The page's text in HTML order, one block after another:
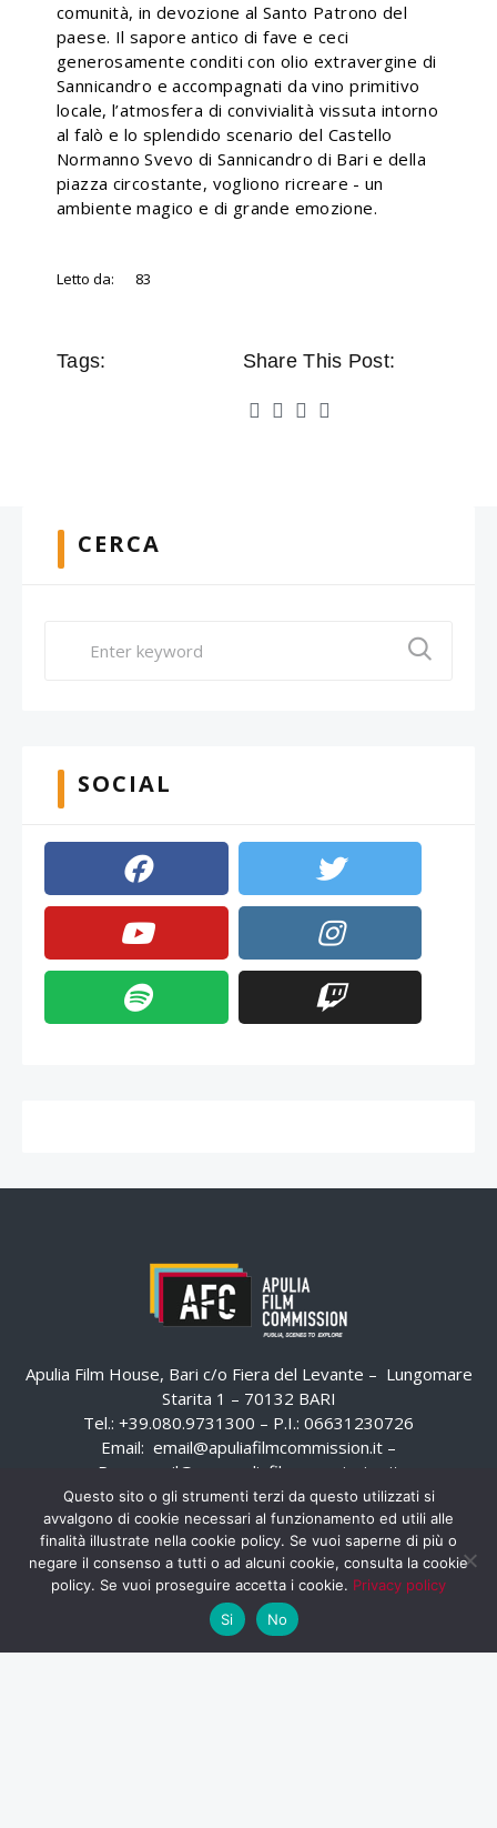
comunità, in devozione al Santo Patrono del
paese. Il sapore antico di fave e ceci
generosamente conditi con olio extravergine di
Sannicandro e accompagnati da vino primitivo
locale, l’atmosfera di convivialità vissuta intorno
al falò e lo splendido scenario del Castello
Normanno Svevo di Sannicandro di Bari e della
piazza circostante, vogliono ricreare - un
ambiente magico e di grande emozione.
Letto da: 83
Tags: Share This Post:
CERCA
SOCIAL
Apulia Film House, Bari c/o Fiera del Levante – Lungomare
Starita 1 – 70132 BARI
Tel.: +39.080.9731300 – P.I.: 06631230726
Email: email@apuliafilmcommission.it –
Pec:
email@pec.apuliafilmcommission.it
Questo sito o gli strumenti terzi da questo utilizzati si
avvalgono di cookie necessari al funzionamento ed utili alle
finalità illustrate nella cookie policy. Se vuoi saperne di più o
negare il consenso a tutti o ad alcuni cookie, consulta la cookie
policy. Se vuoi proseguire accetta i cookie. Privacy policy
Si
No